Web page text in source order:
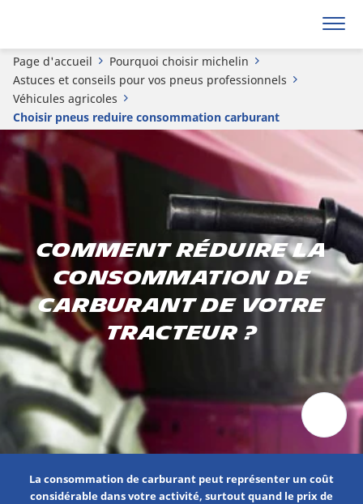
Page d'accueil
Pourquoi choisir michelin
Astuces et conseils pour vos pneus professionnels
Véhicules agricoles
Choisir pneus reduire consommation carburant
Comment réduire la
consommation de
carburant de votre
tracteur ?
La consommation de carburant peut représenter un coût
considérable dans votre activité, surtout quand le prix de